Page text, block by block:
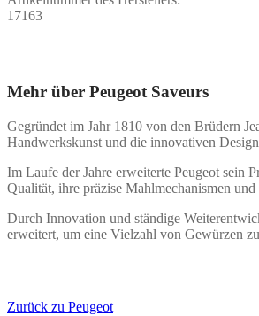
17163
Mehr über Peugeot Saveurs
Gegründet im Jahr 1810 von den Brüdern
Handwerkskunst und die innovativen
Im Laufe der Jahre erweiterte Peugeot sein
Qualität, ihre präzise Mahlmechanismen
Durch Innovation und ständige
erweitert, um eine Vielzahl von Gewürzen
Zurück zu Peugeot